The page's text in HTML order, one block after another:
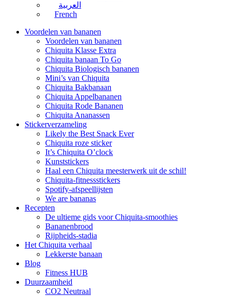
العربية
French
Voordelen van bananen
Voordelen van bananen
Chiquita Klasse Extra
Chiquita banaan To Go
Chiquita Biologisch bananen
Mini’s van Chiquita
Chiquita Bakbanaan
Chiquita Appelbananen
Chiquita Rode Bananen
Chiquita Ananassen
Stickerverzameling
Likely the Best Snack Ever
Chiquita roze sticker
It’s Chiquita O’clock
Kunststickers
Haal een Chiquita meesterwerk uit de schil!
Chiquita-fitnessstickers
Spotify-afspeellijsten
We are bananas
Recepten
De ultieme gids voor Chiquita-smoothies
Bananenbrood
Rijpheids-stadia
Het Chiquita verhaal
Lekkerste banaan
Blog
Fitness HUB
Duurzaamheid
CO2 Neutraal